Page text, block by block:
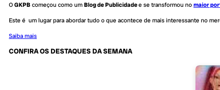
OGKPBcomeçou como umBlog de Publicidadee se transformou nomaior
Este é um lugar para abordar tudo o que acontece de mais interessante no
Saiba mais
CONFIRA OS DESTAQUES DA SEMANA